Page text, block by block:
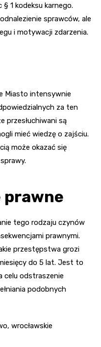
1 kodeksu karnego.
sprawców, ale
i motywacji zdarzenia.
Miasto intensywnie
za ten
przesłuchiwani są
mieć wiedzę o zajściu.
może okazać się
prawne
tego rodzaju czynów
prawnymi.
przestępstwa grozi
do 5 lat. Jest to
celu odstraszenie
podobnych
wrocławskie